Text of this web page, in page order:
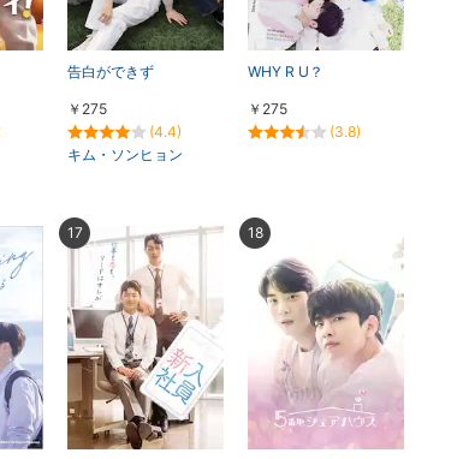
告白ができず
￥275
(4.4)
キム・ソンヒョン
WHY R U？
￥275
(3.8)
17 18